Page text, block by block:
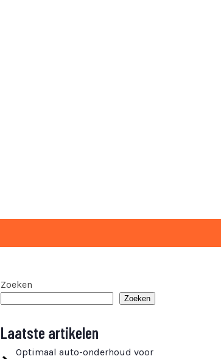
Zoeken
Zoeken
Laatste artikelen
Optimaal auto-onderhoud voor